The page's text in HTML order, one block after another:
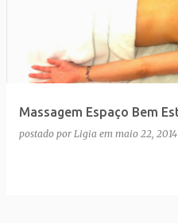
Massagem Espaço Bem
postado por Ligia em maio 22, 2014